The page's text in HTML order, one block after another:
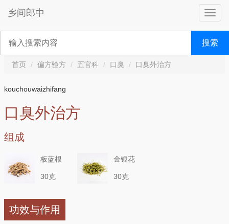
乡间郎中
搜索
首页 偏方验方 五官科 口臭 口臭外治方
kouchouwaizhifang
口臭外治方
组成
板蓝根
30克
金银花
30克
功效与作用